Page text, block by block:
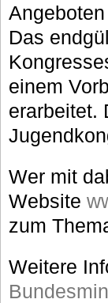
Das
einem
erarbeitet.
Wer mit
Website
zum
Weitere